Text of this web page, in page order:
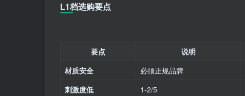
L1档选购要点
要点 说明
材质安全
必须正规品牌
刺激度低
1-2/5